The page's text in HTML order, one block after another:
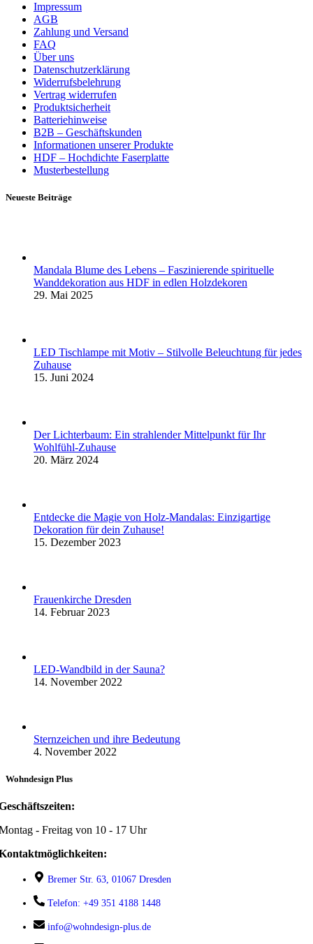
Impressum
AGB
Zahlung und Versand
FAQ
Über uns
Datenschutzerklärung
Widerrufsbelehrung
Vertrag widerrufen
Produktsicherheit
Batteriehinweise
B2B – Geschäftskunden
Informationen unserer Produkte
HDF – Hochdichte Faserplatte
Musterbestellung
Neueste Beiträge
Mandala Blume des Lebens – Faszinierende spirituelle
Wanddekoration aus HDF in edlen Holzdekoren
29. Mai 2025
LED Tischlampe mit Motiv – Stilvolle Beleuchtung für jedes
Zuhause
15. Juni 2024
Der Lichterbaum: Ein strahlender Mittelpunkt für Ihr
Wohlfühl-Zuhause
20. März 2024
Entdecke die Magie von Holz-Mandalas: Einzigartige
Dekoration für dein Zuhause!
15. Dezember 2023
Frauenkirche Dresden
14. Februar 2023
LED-Wandbild in der Sauna?
14. November 2022
Sternzeichen und ihre Bedeutung
4. November 2022
Wohndesign Plus
- Freitag von 10 - 17 Uhr
Bremer Str. 63, 01067 Dresden
Telefon: +49 351 4188 1448
info@wohndesign-plus.de